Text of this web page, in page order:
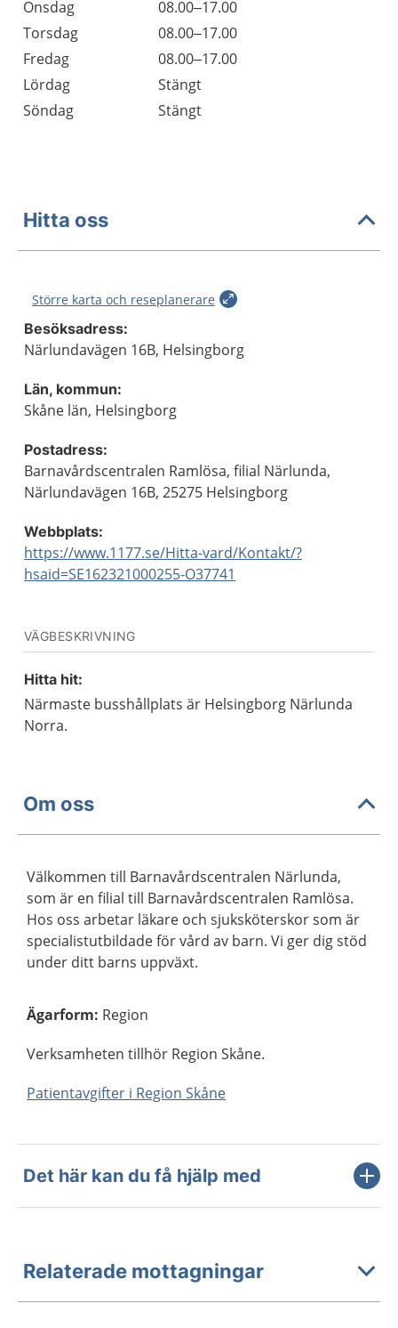
Onsdag
08.00–17.00
Torsdag
08.00–17.00
Fredag
08.00–17.00
Lördag
Stängt
Söndag
Stängt
Hitta oss
Större karta och reseplanerare
Besöksadress:
Närlundavägen 16B, Helsingborg
Län, kommun:
Skåne län, Helsingborg
Postadress:
Barnavårdscentralen Ramlösa, filial Närlunda,
Närlundavägen 16B, 25275 Helsingborg
Webbplats:
https://www.1177.se/Hitta-vard/Kontakt/?
hsaid=SE162321000255-O37741
VÄGBESKRIVNING
Hitta hit:
Närmaste busshållplats är Helsingborg Närlunda
Norra.
Om oss
Välkommen till Barnavårdscentralen Närlunda,
som är en filial till Barnavårdscentralen Ramlösa.
Hos oss arbetar läkare och sjuksköterskor som är
specialistutbildade för vård av barn. Vi ger dig stöd
under ditt barns uppväxt.
Ägarform: Region
Verksamheten tillhör Region Skåne.
Patientavgifter i Region Skåne
Det här kan du få hjälp med
Relaterade mottagningar